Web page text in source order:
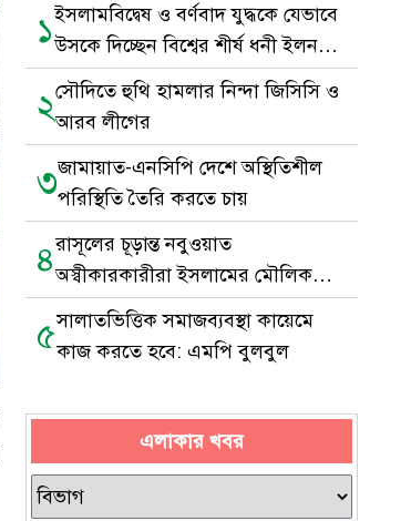
১ইসলামবিদ্বেষ ও বর্ণবাদ যুদ্ধকে যেভাবে
উসকে দিচ্ছেন বিশ্বের শীর্ষ ধনী ইলন
মাস্ক
২সৌদিতে হুথি হামলার নিন্দা জিসিসি ও
আরব লীগের
৩জামায়াত-এনসিপি দেশে অস্থিতিশীল
পরিস্থিতি তৈরি করতে চায়
৪রাসূলের চূড়ান্ত নবুওয়াত
অস্বীকারকারীরা ইসলামের মৌলিক
আকিদাচ্যুত
৫সালাতভিত্তিক সমাজব্যবস্থা কায়েমে
কাজ করতে হবে: এমপি বুলবুল
এলাকার খবর